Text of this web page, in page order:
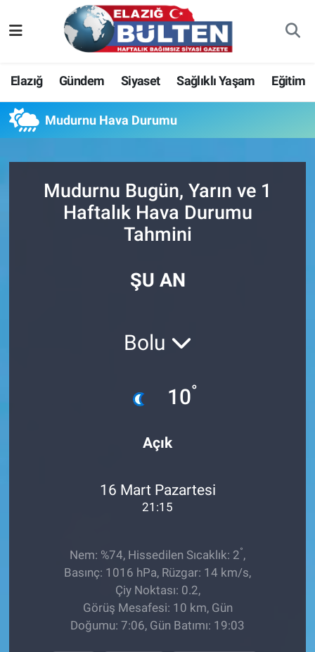
Elazığ Gündem Siyaset Sağlıklı Yaşam Eğitim
Mudurnu Hava Durumu
Mudurnu Bugün, Yarın ve 1
Haftalık Hava Durumu
Tahmini
ŞU AN
Bolu
10°
Açık
16 Mart Pazartesi
21:15
Nem: %74, Hissedilen Sıcaklık: 2°,
Basınç: 1016 hPa, Rüzgar: 14 km/s,
Çiy Noktası: 0.2,
Görüş Mesafesi: 10 km, Gün
Doğumu: 7:06, Gün Batımı: 19:03
Asayiş
Bilim-Teknoloji
Eğitim
Ekonomi
Elazığ
Nöbetçi Eczaneler
Hava Durumu
Namaz Vakitleri
Trafik Durumu
Süper Lig Puan Durumu ve Fikstür
Son Dakika Haberleri